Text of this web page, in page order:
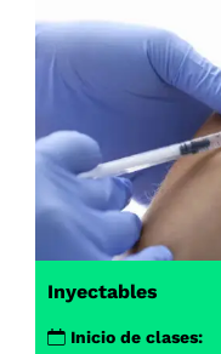
Inyectables
Inicio de clases: